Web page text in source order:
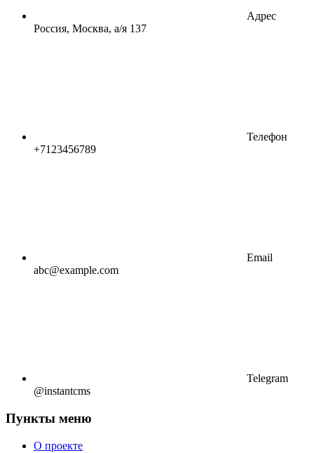
Адрес
Россия, Москва, а/я 137
Телефон
+7123456789
Email
abc@example.com
Telegram
@instantcms
Пункты меню
О проекте